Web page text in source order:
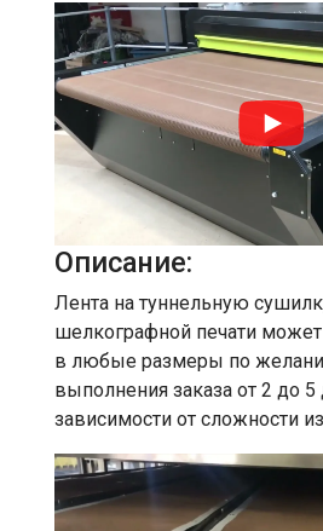
Описание:
Лента на туннельную
шелкографной печати может
в любые размеры по
выполнения заказа от 2 до 5
зависимости от сложности